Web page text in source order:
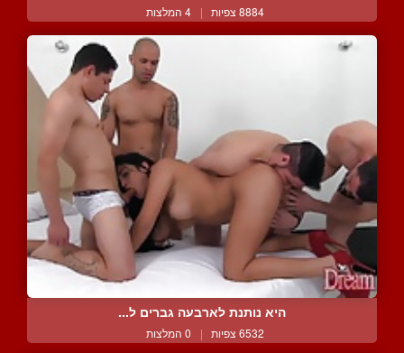
8884 צפיות | 4 המלצות
היא נותנת לארבעה גברים ל...
6532 צפיות | 0 המלצות